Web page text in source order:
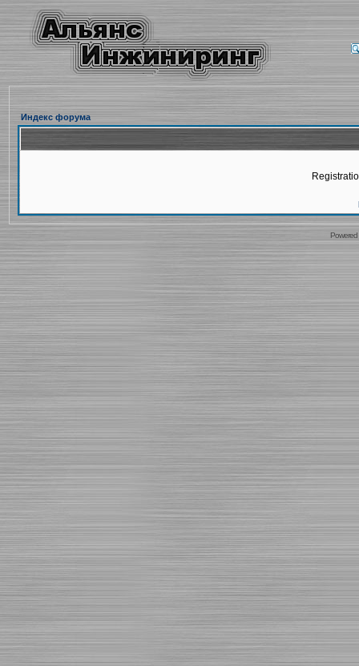
Индекс форума